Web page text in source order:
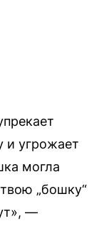
и угрожает
могла
„бошку“
—